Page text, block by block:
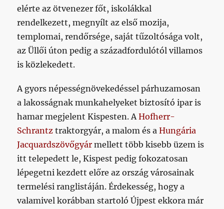
elérte az ötvenezer főt, iskolákkal
rendelkezett, megnyílt az első mozija,
templomai, rendőrsége, saját tűzoltósága volt,
az Üllői úton pedig a századfordulótól villamos
is közlekedett.
A gyors népességnövekedéssel párhuzamosan
a lakosságnak munkahelyeket biztosító ipar is
hamar megjelent Kispesten. AHofherr-
Schrantz traktorgyár, a malom és aHungária
Jacquardszövőgyár mellett több kisebb üzem is
itt telepedett le, Kispest pedig fokozatosan
lépegetni kezdett előre az ország városainak
termelési ranglistáján. Érdekesség, hogy a
valamivel korábban startoló Újpest ekkora már